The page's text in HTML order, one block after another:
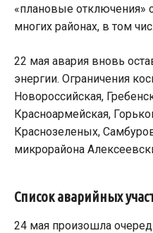
«плановые отключения»
многих районах, в том
22 мая авария вновь
энергии. Ограничения
Новороссийская,
Красноармейская,
Краснозеленых,
микрорайона
Список аварийных
24 мая произошла